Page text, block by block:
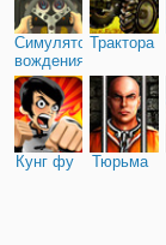
Симулятор
вождения
Трактора
Кунг фу Тюрьма